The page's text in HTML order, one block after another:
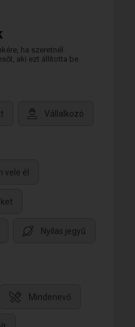
ha szeretnél
aki ezt állította be.
Vállalkozó
vele él
Nyilas jegyű
Mindenevő